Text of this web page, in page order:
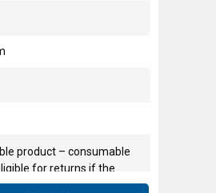
product – consumable
for returns if the
opened.